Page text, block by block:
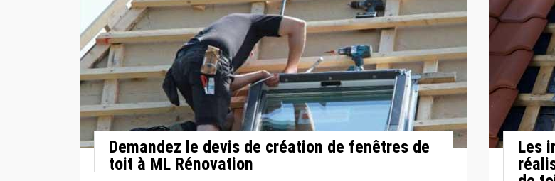
Demandez le devis de création de fenêtres de
toit à ML Rénovation
Les